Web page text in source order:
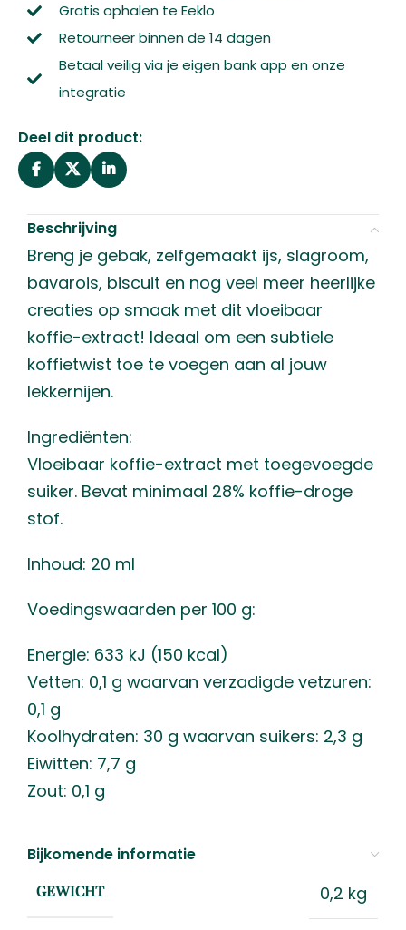
Gratis ophalen te Eeklo
Retourneer binnen de 14 dagen
Betaal veilig via je eigen bank app en onze
integratie
Deel dit product:
Beschrijving
Breng je gebak, zelfgemaakt ijs, slagroom,
bavarois, biscuit en nog veel meer heerlijke
creaties op smaak met dit vloeibaar
koffie-extract! Ideaal om een subtiele
koffietwist toe te voegen aan al jouw
lekkernijen.
Ingrediënten:
Vloeibaar koffie-extract met toegevoegde
suiker. Bevat minimaal 28% koffie-droge
stof.
Inhoud: 20 ml
Voedingswaarden per 100 g:
Energie: 633 kJ (150 kcal)
Vetten: 0,1 g waarvan verzadigde vetzuren:
0,1 g
Koolhydraten: 30 g waarvan suikers: 2,3 g
Eiwitten: 7,7 g
Zout: 0,1 g
Bijkomende informatie
GEWICHT 0,2 kg